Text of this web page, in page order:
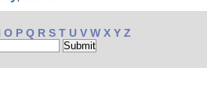
O P Q R S T U V W X Y Z